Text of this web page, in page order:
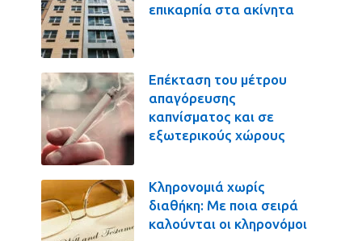
επικαρπία στα ακίνητα
Επέκταση του μέτρου
απαγόρευσης
καπνίσματος και σε
εξωτερικούς χώρους
Κληρονομιά χωρίς
διαθήκη: Με ποια σειρά
καλούνται οι κληρονόμοι